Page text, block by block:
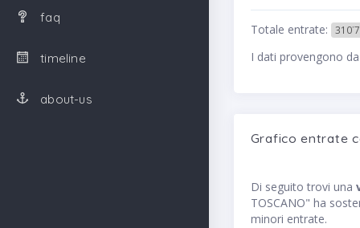
faq
timeline
about-us
Totale entrate:
I dati provengono
Grafico entrate
Di seguito trovi una
TOSCANO" ha
minori entrate.